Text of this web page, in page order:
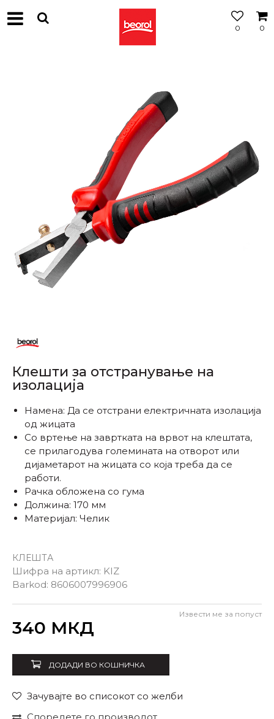
0
0
Клешти за отстранување на
изолација
КЛЕШТА
Шифра на артикл: KIZ
Barkod: 8606007996906
Намена: Да се ​​отстрани електричната изолација
од жицата
Со вртење на завртката на врвот на клештата,
се прилагодува големината на отворот или
дијаметарот на жицата со која треба да се
работи.
Рачка обложена со гума
Должина: 170 мм
Материјал: Челик
340 МКД
Извести ме за попуст
ДОДАДИ ВО КОШНИЧКА
Зачувајте во списокот со желби